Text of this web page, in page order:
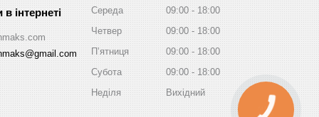
Середа
09:00
18:00
Четвер
09:00
18:00
Пʼятниця
09:00
18:00
Субота
09:00
18:00
Неділя
Вихідний
КНОПКА
ЗВ'ЯЗКУ